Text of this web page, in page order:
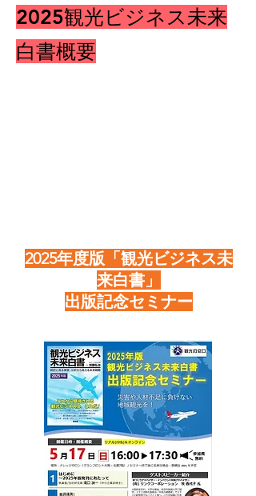
2025観光ビジネス未来
白書概要
2025年度版「観光ビジネス未
来白書」
​出版記念セミナー